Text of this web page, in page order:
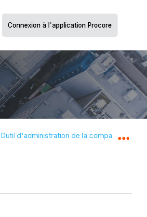
Connexion à l'application Procore
Outil d'administration de la compagnie